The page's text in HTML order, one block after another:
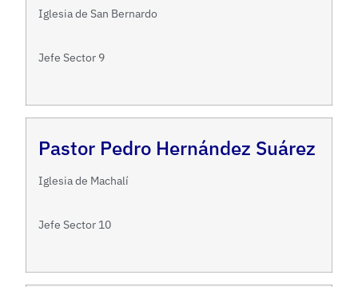
Iglesia de San Bernardo
Jefe Sector 9
Pastor Pedro Hernández Suárez
Iglesia de Machalí
Jefe Sector 10